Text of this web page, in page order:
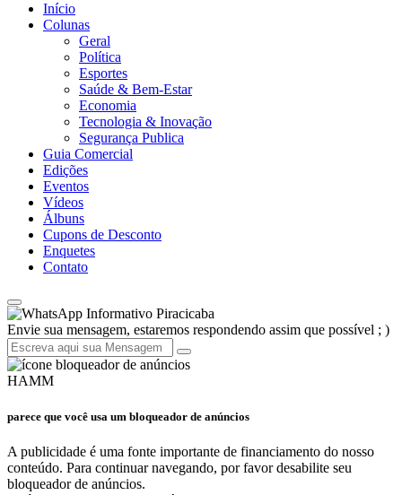
Início
Colunas
Geral
Política
Esportes
Saúde & Bem-Estar
Economia
Tecnologia & Inovação
Segurança Publica
Guia Comercial
Edições
Eventos
Vídeos
Álbuns
Cupons de Desconto
Enquetes
Contato
Informativo Piracicaba
Envie sua mensagem, estaremos respondendo assim que possível ; )
HAMM
parece que você usa um bloqueador de anúncios
A publicidade é uma fonte importante de financiamento do nosso
conteúdo. Para continuar navegando, por favor desabilite seu
bloqueador de anúncios.